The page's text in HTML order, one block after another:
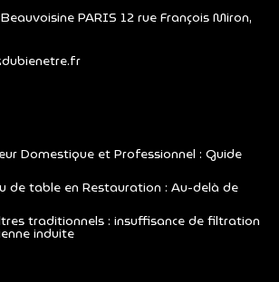
PARIS 12 rue François Miron,
Domestique et Professionnel : Guide
de table en Restauration : Au-delà de
traditionnels : insuffisance de filtration
induite